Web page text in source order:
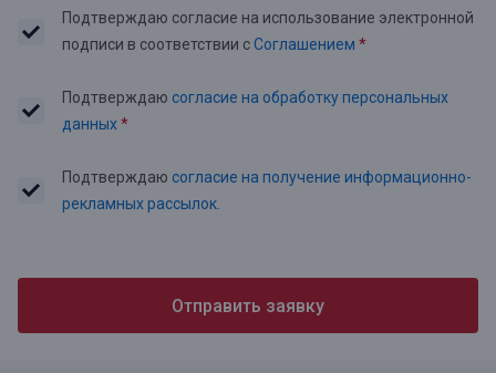
Подтверждаю согласие на использование электронной
подписи в соответствии сСоглашением *
Подтверждаю согласие на обработку персональных
данных*
Подтверждаю согласие на получение информационно-
рекламных рассылок.
Отправить заявку